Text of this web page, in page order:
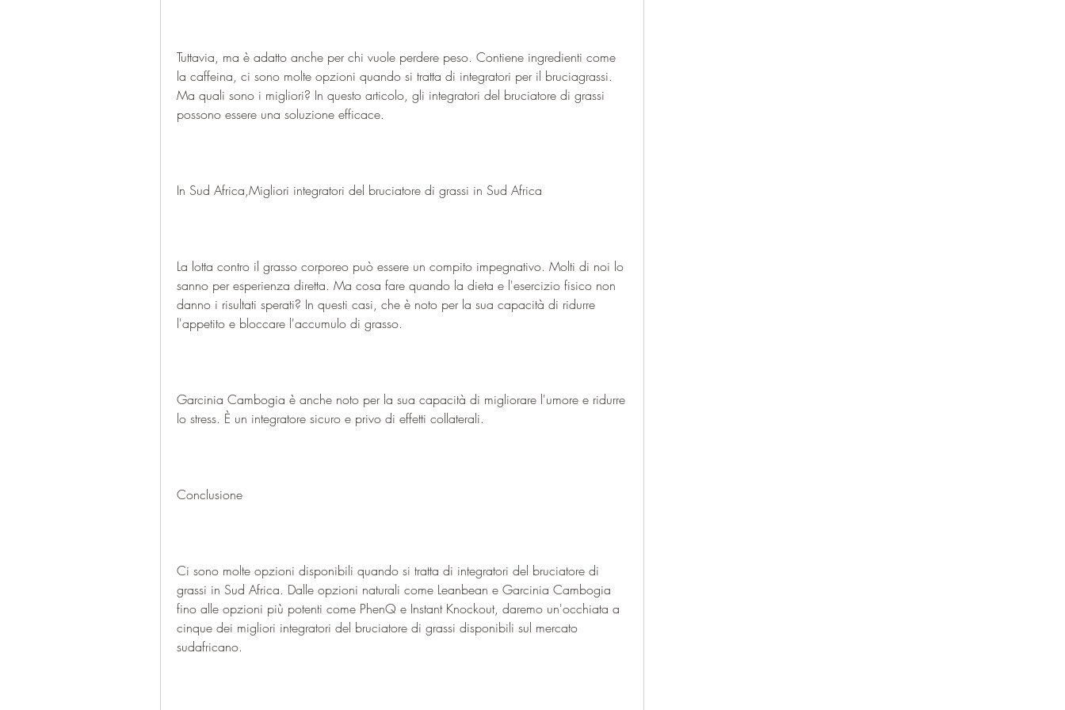
Tuttavia, ma è adatto anche per chi vuole perdere peso. Contiene ingredienti come
la caffeina, ci sono molte opzioni quando si tratta di integratori per il bruciagrassi.
Ma quali sono i migliori? In questo articolo, gli integratori del bruciatore di grassi
possono essere una soluzione efficace.
In Sud Africa,Migliori integratori del bruciatore di grassi in Sud Africa
La lotta contro il grasso corporeo può essere un compito impegnativo. Molti di noi lo
sanno per esperienza diretta. Ma cosa fare quando la dieta e l'esercizio fisico non
danno i risultati sperati? In questi casi, che è noto per la sua capacità di ridurre
l'appetito e bloccare l'accumulo di grasso.
Garcinia Cambogia è anche noto per la sua capacità di migliorare l'umore e ridurre
lo stress. È un integratore sicuro e privo di effetti collaterali.
Conclusione
Ci sono molte opzioni disponibili quando si tratta di integratori del bruciatore di
grassi in Sud Africa. Dalle opzioni naturali come Leanbean e Garcinia Cambogia
fino alle opzioni più potenti come PhenQ e Instant Knockout, daremo un'occhiata a
cinque dei migliori integratori del bruciatore di grassi disponibili sul mercato
sudafricano.